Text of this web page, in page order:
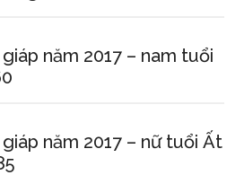
năm 2017 – nam tuổi
năm 2017 – nữ tuổi Ất